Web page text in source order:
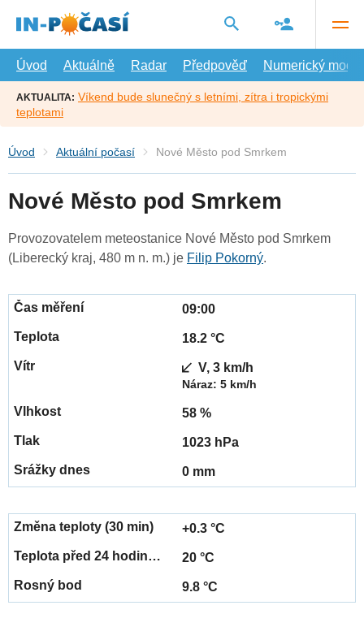
hlavní
Úvod
Aktuálně Radar Předpověď Numerický model
AKTUALITA: Víkend bude slunečný s letními, zítra i tropickými
teplotami
Úvod Aktuální počasí Nové Město pod Smrkem
Nové Město pod Smrkem
Provozovatelem meteostanice Nové Město pod Smrkem
(Liberecký kraj, 480 m n. m.) je Filip Pokorný.
09:00
18.2 °C
V, 3 km/h
Náraz: 5 km/h
58 %
1023 hPa
0 mm
+0.3 °C
20 °C
9.8 °C